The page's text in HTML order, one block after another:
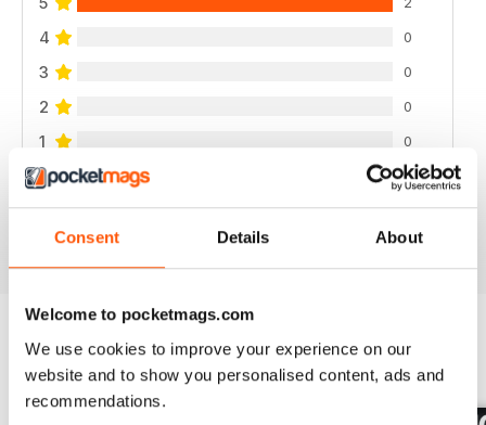
Consent Details About
Welcome to pocketmags.com
We use cookies to improve your experience on our
website and to show you personalised content, ads and
recommendations.
4 0
3 0
2 0
1 0
EDIZIONI INDIETRO Visualizza tutti